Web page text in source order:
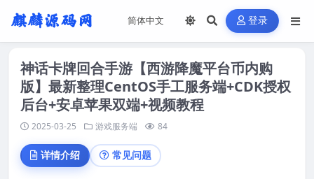
登录
神话卡牌回合手游【西游降魔平台币内购
版】最新整理CentOS手工服务端+CDK授权
后台+安卓苹果双端+视频教程
2025-03-25 游戏服务端 84
详情介绍 常见问题